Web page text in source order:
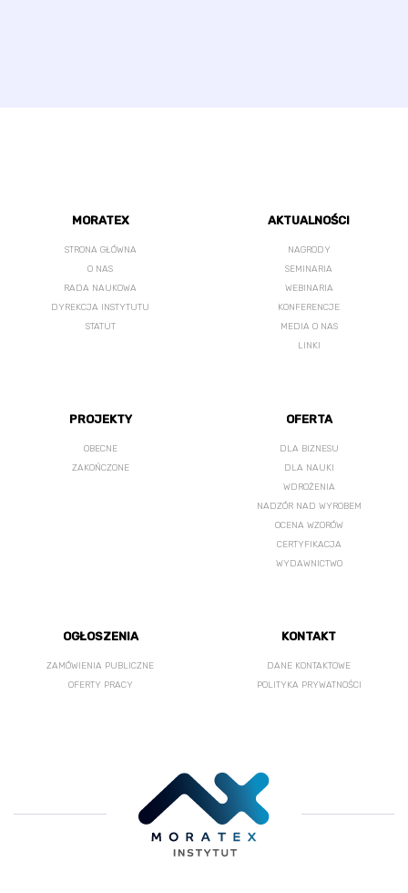
MORATEX
STRONA GŁÓWNA
O NAS
RADA NAUKOWA
DYREKCJA INSTYTUTU
STATUT
AKTUALNOŚCI
NAGRODY
SEMINARIA
WEBINARIA
KONFERENCJE
MEDIA O NAS
LINKI
PROJEKTY
OBECNE
ZAKOŃCZONE
OFERTA
DLA BIZNESU
DLA NAUKI
WDROŻENIA
NADZÓR NAD WYROBEM
OCENA WZORÓW
CERTYFIKACJA
WYDAWNICTWO
OGŁOSZENIA
ZAMÓWIENIA PUBLICZNE
OFERTY PRACY
KONTAKT
DANE KONTAKTOWE
POLITYKA PRYWATNOŚCI